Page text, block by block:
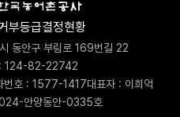
부등급결정현황
동안구 부림로 169번길 22
: 124-82-22742
번호 : 1577-1417대표자 : 이희억
안양동안-0335호